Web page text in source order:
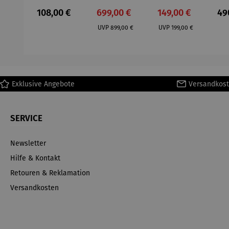
– Anna
Mütz
Regulärer Preis:
108,00 €
Aluminium
– Valor
Verkaufspreis:
699,00 €
UVP Regulärer Preis:
899,00 €
– Dalias
Verkaufspreis:
149,00 €
UVP Regulärer Preis:
199,00 €
Exklusive Angebote
SERVICE
Newsletter
Hilfe & Kontakt
Retouren & Reklamation
Versandkosten